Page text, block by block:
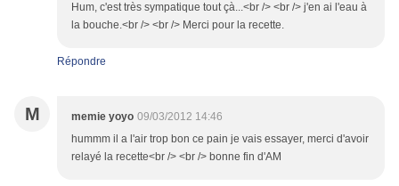
Hum, c'est très sympatique tout çà...<br /> <br /> j'en ai l'eau à
la bouche.<br /> <br /> Merci pour la recette.
Répondre
M memie yoyo 09/03/2012 14:46
hummm il a l'air trop bon ce pain je vais essayer, merci d'avoir
relayé la recette<br /> <br /> bonne fin d'AM